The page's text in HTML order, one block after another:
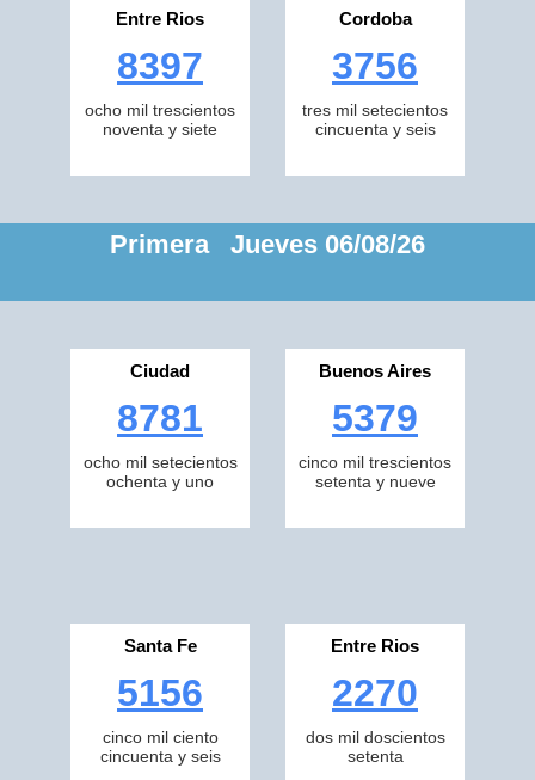
Entre Rios
8397
ocho mil trescientos
noventa y siete
Cordoba
3756
tres mil setecientos
cincuenta y seis
Primera Jueves 06/08/26
Ciudad
8781
ocho mil setecientos
ochenta y uno
Buenos Aires
5379
cinco mil trescientos
setenta y nueve
Santa Fe
5156
cinco mil ciento
cincuenta y seis
Entre Rios
2270
dos mil doscientos
setenta